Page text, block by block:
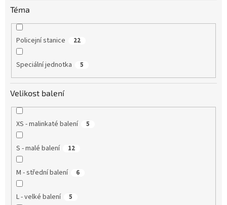
Téma
Policejní stanice 22
Speciální jednotka 5
Velikost balení
XS - malinkaté balení 5
S - malé balení 12
M - střední balení 6
L - velké balení 5